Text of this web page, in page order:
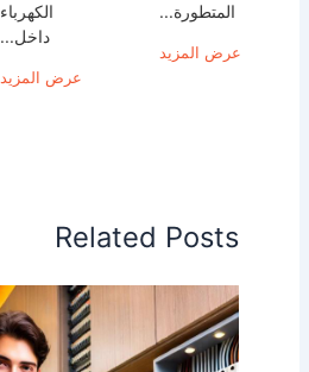
المتطورة...
عرض المزيد
الكهرباء
داخل...
عرض المزيد
Related Posts